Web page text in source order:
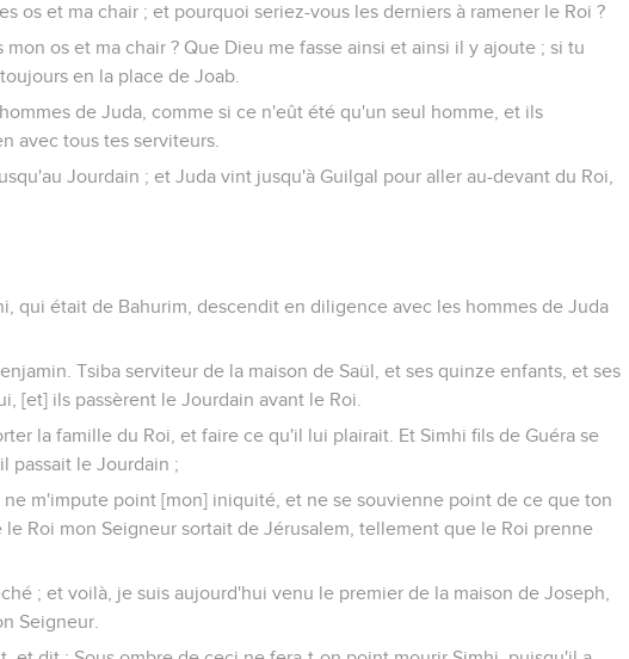
os et ma chair ; et pourquoi seriez-vous les derniers à ramener le Roi ?
mon os et ma chair ? Que Dieu me fasse ainsi et ainsi il y ajoute ; si tu
en la place de Joab.
de Juda, comme si ce n'eût été qu'un seul homme, et ils
avec tous tes serviteurs.
Jourdain ; et Juda vint jusqu'à Guilgal pour aller au-devant du Roi,
qui était de Bahurim, descendit en diligence avec les hommes de Juda
Tsiba serviteur de la maison de Saül, et ses quinze enfants, et ses
[et] ils passèrent le Jourdain avant le Roi.
la famille du Roi, et faire ce qu'il lui plairait. Et Simhi fils de Guéra se
passait le Jourdain ;
ne m'impute point [mon] iniquité, et ne se souvienne point de ce que ton
Roi mon Seigneur sortait de Jérusalem, tellement que le Roi prenne
; et voilà, je suis aujourd'hui venu le premier de la maison de Joseph,
Seigneur.